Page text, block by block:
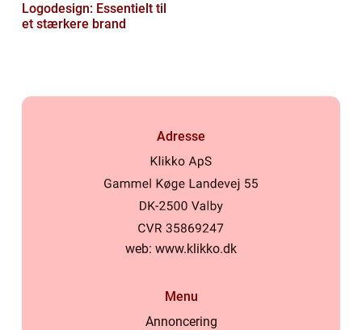
Logodesign: Essentielt til
et stærkere brand
Adresse
web: www.klikko.dk
Menu
Annoncering